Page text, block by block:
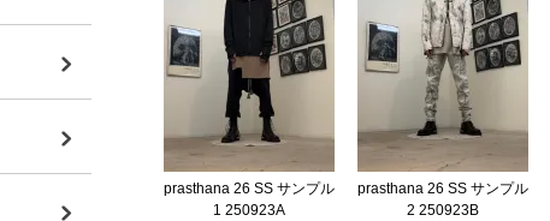
prasthana 26 SS サンプル
1 250923A
prasthana 26 SS サンプル
2 250923B